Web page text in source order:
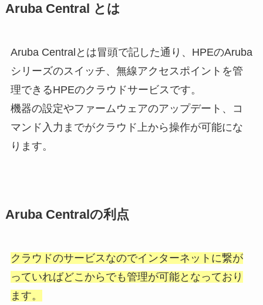
Aruba Central とは
Aruba Centralとは冒頭で記した通り、HPEのAruba
シリーズのスイッチ、無線アクセスポイントを管
理できるHPEのクラウドサービスです。
機器の設定やファームウェアのアップデート、コ
マンド入力までがクラウド上から操作が可能にな
ります。
Aruba Centralの利点
クラウドのサービスなのでインターネットに繋が
っていればどこからでも管理が可能となっており
ます。